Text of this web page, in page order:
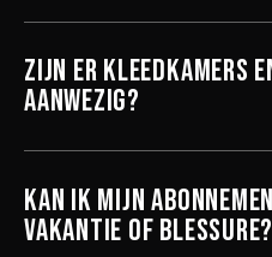
Zijn er kleedkamers
aanwezig?
Kan ik mijn
vakantie of blessure?